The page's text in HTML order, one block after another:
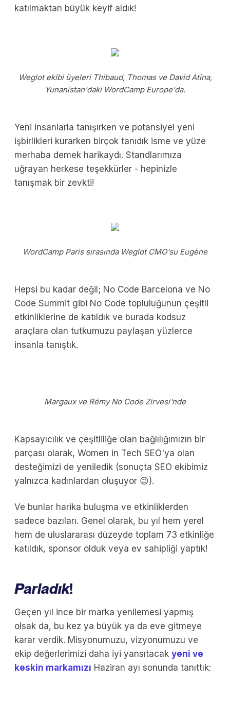
katılmaktan büyük keyif aldık!
Weglot ekibi üyeleri Thibaud, Thomas ve David Atina,
Yunanistan'daki WordCamp Europe'da.
Yeni insanlarla tanışırken ve potansiyel yeni
işbirlikleri kurarken birçok tanıdık isme ve yüze
merhaba demek harikaydı. Standlarımıza
uğrayan herkese teşekkürler - hepinizle
tanışmak bir zevkti!
WordCamp Paris sırasında Weglot CMO'su Eugène
Hepsi bu kadar değil; No Code Barcelona ve No
Code Summit gibi No Code topluluğunun çeşitli
etkinliklerine de katıldık ve burada kodsuz
araçlara olan tutkumuzu paylaşan yüzlerce
insanla tanıştık.
Margaux ve Rémy No Code Zirvesi'nde
Kapsayıcılık ve çeşitliliğe olan bağlılığımızın bir
parçası olarak, Women in Tech SEO'ya olan
desteğimizi de yeniledik (sonuçta SEO ekibimiz
yalnızca kadınlardan oluşuyor 😉).
Ve bunlar harika buluşma ve etkinliklerden
sadece bazıları. Genel olarak, bu yıl hem yerel
hem de uluslararası düzeyde toplam 73 etkinliğe
katıldık, sponsor olduk veya ev sahipliği yaptık!
Parladık!
Geçen yıl ince bir marka yenilemesi yapmış
olsak da, bu kez ya büyük ya da eve gitmeye
karar verdik. Misyonumuzu, vizyonumuzu ve
ekip değerlerimizi daha iyi yansıtacak yeni ve
keskin markamızı Haziran ayı sonunda tanıttık: